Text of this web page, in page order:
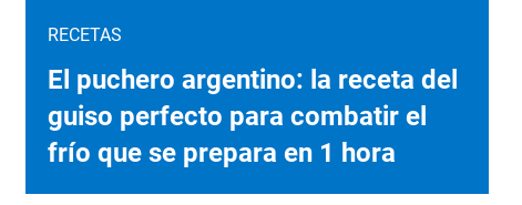
RECETAS
El puchero argentino: la receta del
guiso perfecto para combatir el
frío que se prepara en 1 hora